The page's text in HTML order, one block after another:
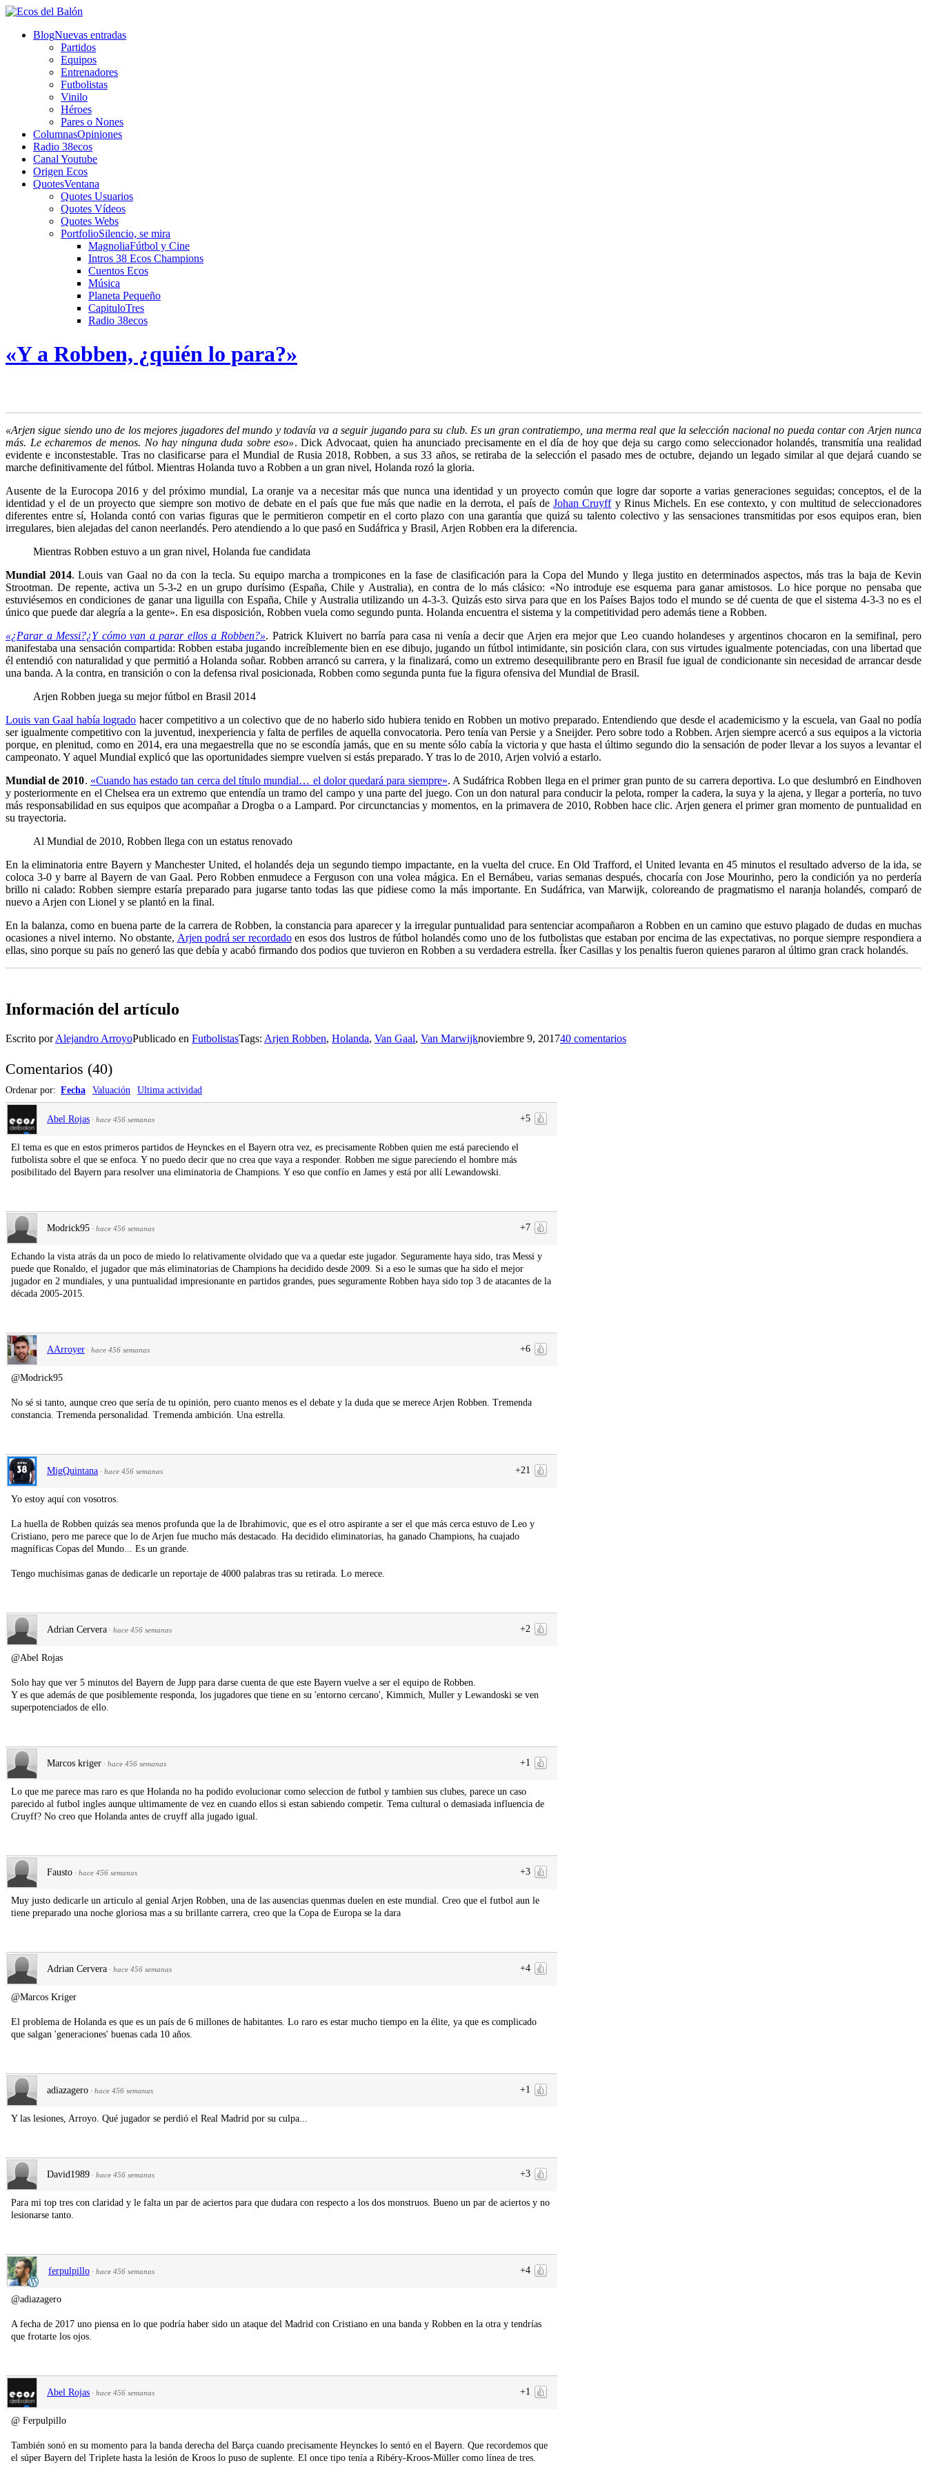
BlogNuevas entradas
Partidos
Equipos
Entrenadores
Futbolistas
Vinilo
Héroes
Pares o Nones
ColumnasOpiniones
Radio 38ecos
Canal Youtube
Origen Ecos
QuotesVentana
Quotes Usuarios
Quotes Vídeos
Quotes Webs
PortfolioSilencio, se mira
MagnoliaFútbol y Cine
Intros 38 Ecos Champions
Cuentos Ecos
Música
Planeta Pequeño
CapituloTres
Radio 38ecos
«Y a Robben, ¿quién lo para?»
«Arjen sigue siendo uno de los mejores jugadores del mundo y todavía va a seguir jugando para su club. Es un gran contratiempo, una merma real que la selección nacional no pueda contar con Arjen nunca
más. Le echaremos de menos. No hay ninguna duda sobre eso». Dick Advocaat, quien ha anunciado precisamente en el día de hoy que deja su cargo como seleccionador holandés, transmitía una realidad
evidente e inconstestable. Tras no clasificarse para el Mundial de Rusia 2018, Robben, a sus 33 años, se retiraba de la selección el pasado mes de octubre, dejando un legado similar al que dejará cuando se
marche definitivamente del fútbol. Mientras Holanda tuvo a Robben a un gran nivel, Holanda rozó la gloria.
Ausente de la Eurocopa 2016 y del próximo mundial, La oranje va a necesitar más que nunca una identidad y un proyecto común que logre dar soporte a varias generaciones seguidas; conceptos, el de la
identidad y el de un proyecto que siempre son motivo de debate en el país que fue más que nadie en la derrota, el país deJohan Cruyffy Rinus Michels. En ese contexto, y con multitud de seleccionadores
diferentes entre sí, Holanda contó con varias figuras que le permitieron competir en el corto plazo con una garantía que quizá su talento colectivo y las sensaciones transmitidas por esos equipos eran, bien
irregulares, bien alejadas del canon neerlandés. Pero atendiendo a lo que pasó en Sudáfrica y Brasil, Arjen Robben era la diferencia.
Mientras Robben estuvo a un gran nivel, Holanda fue candidata
Mundial 2014. Louis van Gaal no da con la tecla. Su equipo marcha a trompicones en la fase de clasificación para la Copa del Mundo y llega justito en determinados aspectos, más tras la baja de Kevin
Strootman. De repente, activa un 5-3-2 en un grupo durísimo (España, Chile y Australia), en contra de lo más clásico: «No introduje ese esquema para ganar amistosos. Lo hice porque no pensaba que
estuviésemos en condiciones de ganar una liguilla con España, Chile y Australia utilizando un 4-3-3. Quizás esto sirva para que en los Países Bajos todo el mundo se dé cuenta de que el sistema 4-3-3 no es el
único que puede dar alegría a la gente». En esa disposición, Robben vuela como segundo punta. Holanda encuentra el sistema y la competitividad pero además tiene a Robben.
«¿Parar a Messi?¿Y cómo van a parar ellos a Robben?». Patrick Kluivert no barría para casa ni venía a decir que Arjen era mejor que Leo cuando holandeses y argentinos chocaron en la semifinal, pero
manifestaba una sensación compartida: Robben estaba jugando increíblemente bien en ese dibujo, jugando un fútbol intimidante, sin posición clara, con sus virtudes igualmente potenciadas, con una libertad que
él entendió con naturalidad y que permitió a Holanda soñar. Robben arrancó su carrera, y la finalizará, como un extremo desequilibrante pero en Brasil fue igual de condicionante sin necesidad de arrancar desde
una banda. A la contra, en transición o con la defensa rival posicionada, Robben como segunda punta fue la figura ofensiva del Mundial de Brasil.
Arjen Robben juega su mejor fútbol en Brasil 2014
Louis van Gaal había logrado hacer competitivo a un colectivo que de no haberlo sido hubiera tenido en Robben un motivo preparado. Entendiendo que desde el academicismo y la escuela, van Gaal no podía
ser igualmente competitivo con la juventud, inexperiencia y falta de perfiles de aquella convocatoria. Pero tenía van Persie y a Sneijder. Pero sobre todo a Robben. Arjen siempre acercó a sus equipos a la victoria
porque, en plenitud, como en 2014, era una megaestrella que no se escondía jamás, que en su mente sólo cabía la victoria y que hasta el último segundo dio la sensación de poder llevar a los suyos a levantar el
campeonato. Y aquel Mundial explicó que las oportunidades siempre vuelven si estás preparado. Y tras lo de 2010, Arjen volvió a estarlo.
Mundial de 2010. «Cuando has estado tan cerca del título mundial… el dolor quedará para siempre». A Sudáfrica Robben llega en el primer gran punto de su carrera deportiva. Lo que deslumbró en Eindhoven
y posteriormente en el Chelsea era un extremo que entendía un tramo del campo y una parte del juego. Con un don natural para conducir la pelota, romper la cadera, la suya y la ajena, y llegar a portería, no tuvo
más responsabilidad en sus equipos que acompañar a Drogba o a Lampard. Por circunctancias y momentos, en la primavera de 2010, Robben hace clic. Arjen genera el primer gran momento de puntualidad en
su trayectoria.
Al Mundial de 2010, Robben llega con un estatus renovado
En la eliminatoria entre Bayern y Manchester United, el holandés deja un segundo tiempo impactante, en la vuelta del cruce. En Old Trafford, el United levanta en 45 minutos el resultado adverso de la ida, se
coloca 3-0 y barre al Bayern de van Gaal. Pero Robben enmudece a Ferguson con una volea mágica. En el Bernábeu, varias semanas después, chocaría con Jose Mourinho, pero la condición ya no perdería
brillo ni calado: Robben siempre estaría preparado para jugarse tanto todas las que pidiese como la más importante. En Sudáfrica, van Marwijk, coloreando de pragmatismo el naranja holandés, comparó de
nuevo a Arjen con Lionel y se plantó en la final.
En la balanza, como en buena parte de la carrera de Robben, la constancia para aparecer y la irregular puntualidad para sentenciar acompañaron a Robben en un camino que estuvo plagado de dudas en muchas
ocasiones a nivel interno. No obstante, Arjen podrá ser recordadoen esos dos lustros de fútbol holandés como uno de los futbolistas que estaban por encima de las expectativas, no porque siempre respondiera a
ellas, sino porque su país no generó las que debía y acabó firmando dos podios que tuvieron en Robben a su verdadera estrella. Íker Casillas y los penaltis fueron quienes pararon al último gran crack holandés.
Información del artículo
Escrito porAlejandro ArroyoPublicado en FutbolistasTags: Arjen Robben, Holanda, Van Gaal, Van Marwijknoviembre 9, 201740 comentarios
Comentarios (40)
Ordenar por: Fecha Valuación Ultima actividad
+5
Abel Rojas · hace 456 semanas
El tema es que en estos primeros partidos de Heynckes en el Bayern otra vez, es precisamente Robben quien me está pareciendo el
futbolista sobre el que se enfoca. Y no puedo decir que no crea que vaya a responder. Robben me sigue pareciendo el hombre más
posibilitado del Bayern para resolver una eliminatoria de Champions. Y eso que confío en James y está por allí Lewandowski.
+7
Modrick95 · hace 456 semanas
Echando la vista atrás da un poco de miedo lo relativamente olvidado que va a quedar este jugador. Seguramente haya sido, tras Messi y
puede que Ronaldo, el jugador que más eliminatorias de Champions ha decidido desde 2009. Si a eso le sumas que ha sido el mejor
jugador en 2 mundiales, y una puntualidad impresionante en partidos grandes, pues seguramente Robben haya sido top 3 de atacantes de la
década 2005-2015.
+6
AArroyer · hace 456 semanas
@Modrick95
No sé si tanto, aunque creo que sería de tu opinión, pero cuanto menos es el debate y la duda que se merece Arjen Robben. Tremenda
constancia. Tremenda personalidad. Tremenda ambición. Una estrella.
+21
MigQuintana · hace 456 semanas
Yo estoy aquí con vosotros.
La huella de Robben quizás sea menos profunda que la de Ibrahimovic, que es el otro aspirante a ser el que más cerca estuvo de Leo y
Cristiano, pero me parece que lo de Arjen fue mucho más destacado. Ha decidido eliminatorias, ha ganado Champions, ha cuajado
magníficas Copas del Mundo... Es un grande.
Tengo muchísimas ganas de dedicarle un reportaje de 4000 palabras tras su retirada. Lo merece.
+2
Adrian Cervera · hace 456 semanas
@Abel Rojas
Solo hay que ver 5 minutos del Bayern de Jupp para darse cuenta de que este Bayern vuelve a ser el equipo de Robben.
Y es que además de que posiblemente responda, los jugadores que tiene en su 'entorno cercano', Kimmich, Muller y Lewandoski se ven
superpotenciados de ello.
+1
Marcos kriger · hace 456 semanas
Lo que me parece mas raro es que Holanda no ha podido evolucionar como seleccion de futbol y tambien sus clubes, parece un caso
parecido al futbol ingles aunque ultimamente de vez en cuando ellos si estan sabiendo competir. Tema cultural o demasiada influencia de
Cruyff? No creo que Holanda antes de cruyff alla jugado igual.
+3
Fausto · hace 456 semanas
Muy justo dedicarle un articulo al genial Arjen Robben, una de las ausencias quenmas duelen en este mundial. Creo que el futbol aun le
tiene preparado una noche gloriosa mas a su brillante carrera, creo que la Copa de Europa se la dara
+4
Adrian Cervera · hace 456 semanas
@Marcos Kriger
El problema de Holanda es que es un país de 6 millones de habitantes. Lo raro es estar mucho tiempo en la élite, ya que es complicado
que salgan 'generaciones' buenas cada 10 años.
+1
adiazagero · hace 456 semanas
Y las lesiones, Arroyo. Qué jugador se perdió el Real Madrid por su culpa...
+3
David1989 · hace 456 semanas
Para mi top tres con claridad y le falta un par de aciertos para que dudara con respecto a los dos monstruos. Bueno un par de aciertos y no
lesionarse tanto.
+4
ferpulpillo · hace 456 semanas
@adiazagero
A fecha de 2017 uno piensa en lo que podría haber sido un ataque del Madrid con Cristiano en una banda y Robben en la otra y tendrías
que frotarte los ojos.
+1
Abel Rojas · hace 456 semanas
@ Ferpulpillo
También sonó en su momento para la banda derecha del Barça cuando precisamente Heynckes lo sentó en el Bayern. Que recordemos que
el súper Bayern del Triplete hasta la lesión de Kroos lo puso de suplente. El once tipo tenía a Ribéry-Kroos-Müller como línea de tres.